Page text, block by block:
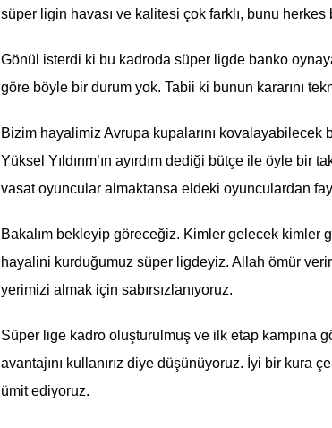
süper ligin havası ve kalitesi çok farklı, bunu herkes
Gönül isterdi ki bu kadroda süper ligde banko
göre böyle bir durum yok. Tabii ki bunun kararını
Bizim hayalimiz Avrupa kupalarını kovalayabilecek
Yüksel Yıldırım’ın ayırdım dediği bütçe ile öyle bir
vasat oyuncular almaktansa eldeki oyunculardan
Bakalım bekleyip göreceğiz. Kimler gelecek kimler
hayalini kurduğumuz süper ligdeyiz. Allah ömür
yerimizi almak için sabırsızlanıyoruz.
Süper lige kadro oluşturulmuş ve ilk etap kampına
avantajını kullanırız diye düşünüyoruz. İyi bir kura
ümit ediyoruz.